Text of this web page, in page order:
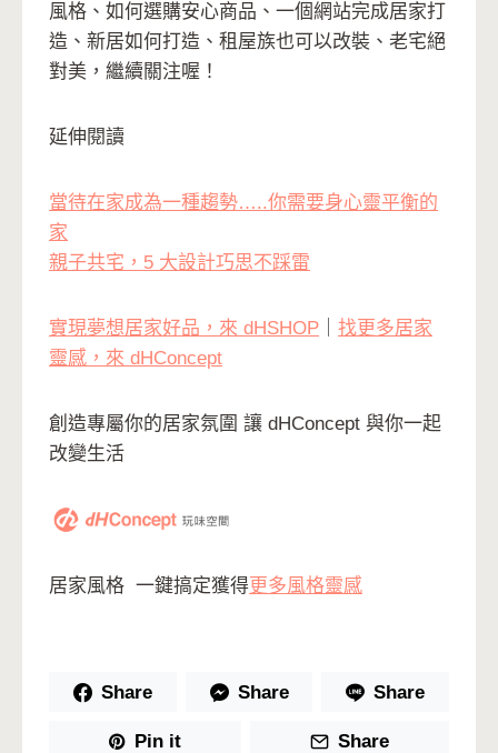
風格、如何選購安心商品、一個網站完成居家打
造、新居如何打造、租屋族也可以改裝、老宅絕
對美，繼續關注喔！
延伸閱讀
當待在家成為一種趨勢…..你需要身心靈平衡的
家
親子共宅，5 大設計巧思不踩雷
實現夢想居家好品，來 dHSHOP
找更多居家
靈感，來 dHConcept
創造專屬你的居家氛圍 讓 dHConcept 與你一起
改變生活
居家風格 一鍵搞定獲得更多風格靈感
Share Share Share
Pin it Share